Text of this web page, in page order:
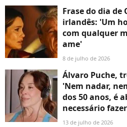
Frase do dia de
irlandês: 'Um
com qualquer
ame'
8 de julho de 2026
Álvaro Puche,
'Nem nadar,
dos 50 anos, é
necessário
13 de julho de 2026